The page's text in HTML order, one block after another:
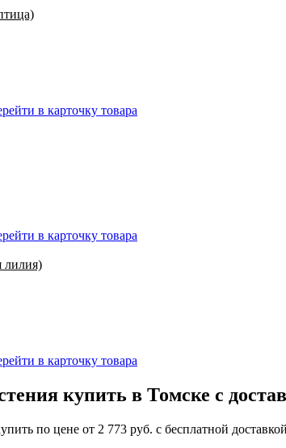
в карточку товара
в карточку товара
лилия)
в карточку товара
купить в Томске с
по цене от 2 773 руб. с бесплатной